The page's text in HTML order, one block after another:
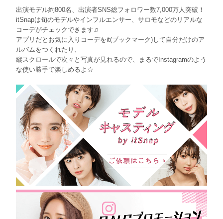
出演モデル約800名、出演者SNS総フォロワー数7,000万人突破！
itSnapは旬のモデルやインフルエンサー、サロモなどのリアルな
コーデがチェックできます♫
アプリだとお気に入りコーデをit(ブックマーク)して自分だけのア
ルバムをつくれたり、
縦スクロールで次々と写真が見れるので、まるでInstagramのよう
な使い勝手で楽しめるよ☆